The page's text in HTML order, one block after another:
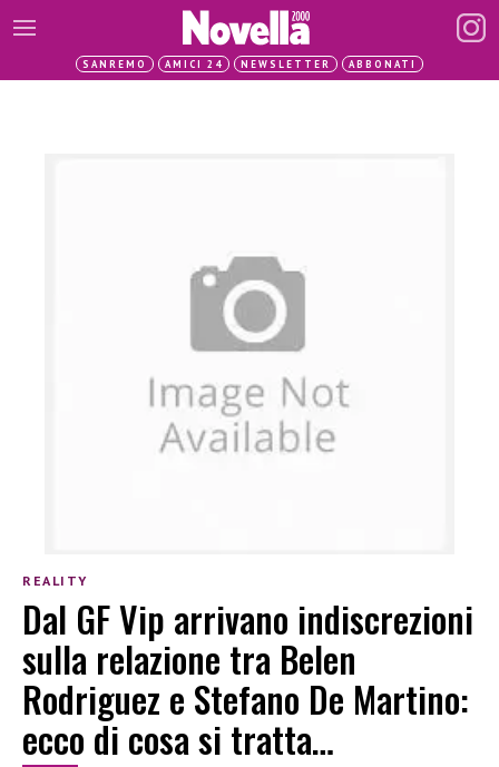
SANREMO AMICI 24 NEWSLETTER ABBONATI
REALITY
Dal GF Vip arrivano indiscrezioni
sulla relazione tra Belen
Rodriguez e Stefano De Martino:
ecco di cosa si tratta…